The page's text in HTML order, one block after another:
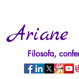
Ariane
Filosofa,